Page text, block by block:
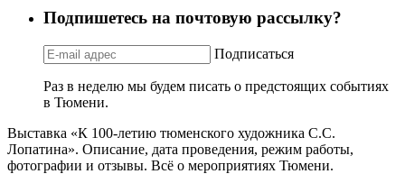
Подпишетесь на почтовую рассылку?
Подписаться
Раз в неделю мы будем писать о предстоящих событиях
в Тюмени.
Выставка «К 100-летию тюменского художника С.С.
Лопатина». Описание, дата проведения, режим работы,
фотографии и отзывы. Всё о мероприятиях Тюмени.